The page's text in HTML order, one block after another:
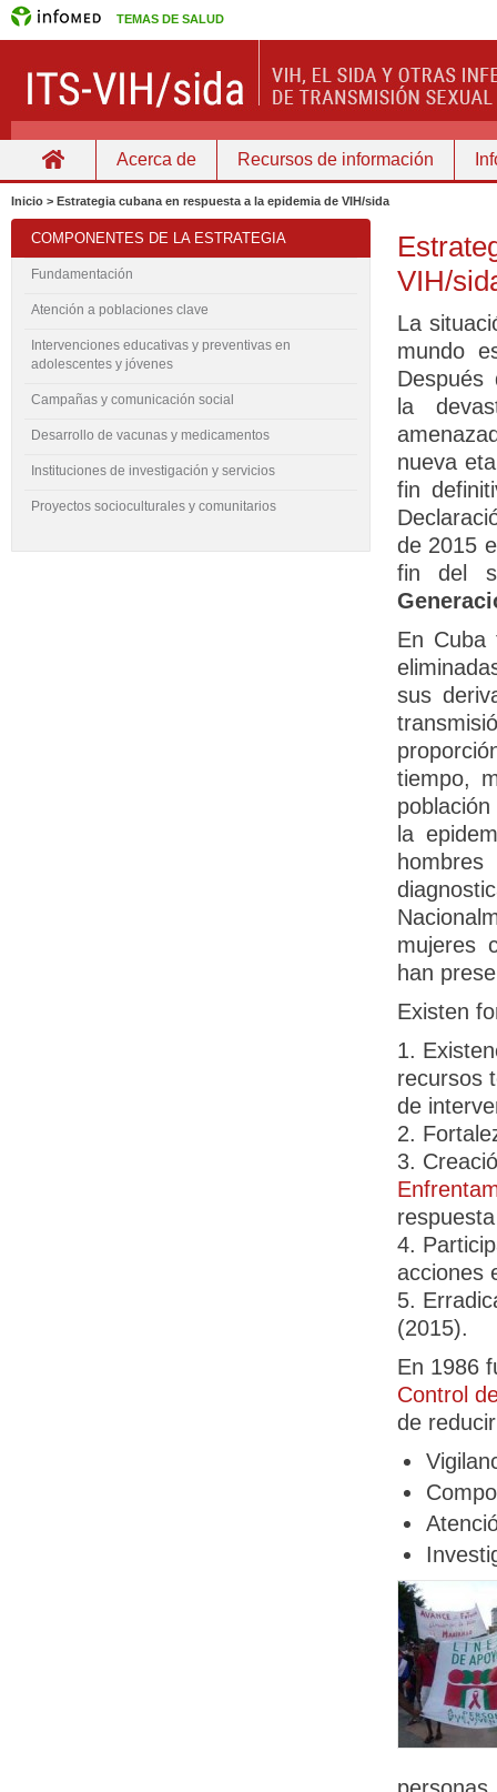
TEMAS DE SALUD
Acerca de Recursos de información
Inicio > Estrategia cubana en respuesta a la epidemia de VIH/sida
VIH/
La
mundo
Después
la
nueva
fin
de 2015
fin del
En Cuba
sus
tiempo,
la
mujeres
han
Existen
1.
recursos
de
2.
3.
4.
acciones
5.
(2015).
En 1986
Control
de
COMPONENTES DE LA ESTRATEGIA
Fundamentación
Atención a poblaciones clave
Intervenciones educativas y preventivas en
adolescentes y jóvenes
Campañas y comunicación social
Desarrollo de vacunas y medicamentos
Instituciones de investigación y servicios
Proyectos socioculturales y comunitarios